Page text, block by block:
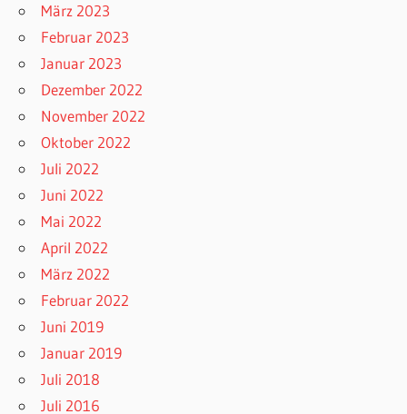
März 2023
Februar 2023
Januar 2023
Dezember 2022
November 2022
Oktober 2022
Juli 2022
Juni 2022
Mai 2022
April 2022
März 2022
Februar 2022
Juni 2019
Januar 2019
Juli 2018
Juli 2016